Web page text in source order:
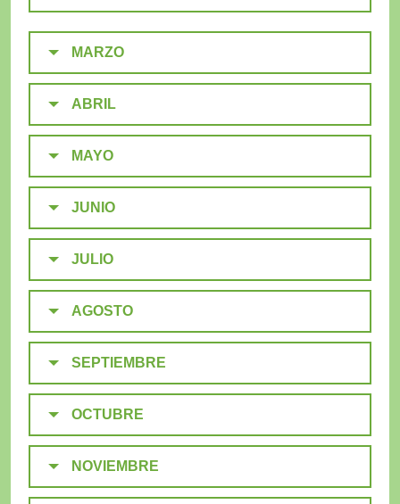
MARZO
ABRIL
MAYO
JUNIO
JULIO
AGOSTO
SEPTIEMBRE
OCTUBRE
NOVIEMBRE